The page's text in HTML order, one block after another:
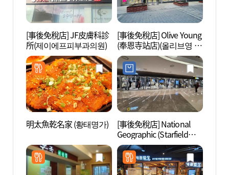
[事後免稅店] JF皮膚科診
所(제이에프피부과의원)
[事後免稅店] Olive Young
(奉恩寺站店)(올리브영 봉
은사역점)
明太魚乾名家 (황태명가)
[事後免稅店] National
Geographic (Starfield
COEX Mall店)(내셔널지오
그래픽 스타필드 코엑스
몰점)